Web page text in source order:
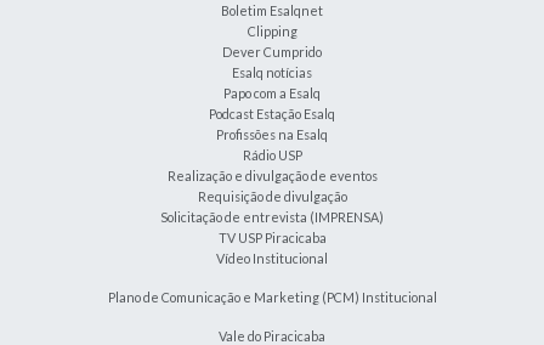
Boletim Esalqnet
Clipping
Dever Cumprido
Esalq notícias
Papo com a Esalq
Podcast Estação Esalq
Profissões na Esalq
Rádio USP
Realização e divulgação de eventos
Requisição de divulgação
Solicitação de entrevista (IMPRENSA)
TV USP Piracicaba
Vídeo Institucional
Plano de Comunicação e Marketing (PCM) Institucional
Vale do Piracicaba